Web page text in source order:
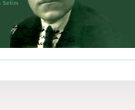
Kuruluş Çalışmaları- 8